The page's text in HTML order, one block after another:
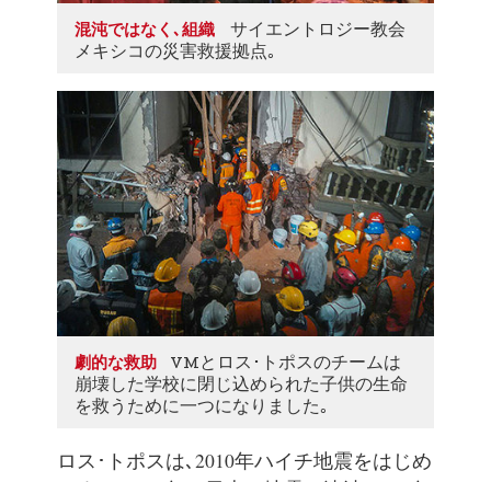
混沌ではなく､組織
サイエントロジー教会
メキシコの災害救援拠点｡
劇的な救助
VMとロス･トポスのチームは
崩壊した学校に閉じ込められた子供の生命
を救うために一つになりました｡
ロス･トポスは､2010年ハイチ地震をはじめ